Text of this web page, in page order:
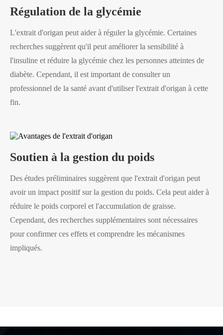
Régulation de la glycémie
L'extrait d'origan peut aider à réguler la glycémie. Certaines
recherches suggèrent qu'il peut améliorer la sensibilité à
l'insuline et réduire la glycémie chez les personnes atteintes de
diabète. Cependant, il est important de consulter un
professionnel de la santé avant d'utiliser l'extrait d'origan à cette
fin.
Soutien à la gestion du poids
Des études préliminaires suggèrent que l'extrait d'origan peut
avoir un impact positif sur la gestion du poids. Cela peut aider à
réduire le poids corporel et l'accumulation de graisse.
Cependant, des recherches supplémentaires sont nécessaires
pour confirmer ces effets et comprendre les mécanismes
impliqués.